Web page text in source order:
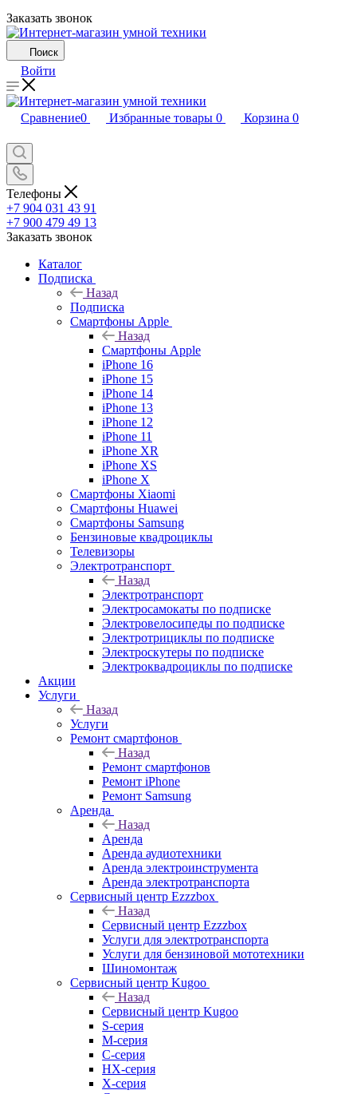
Заказать звонок
Поиск
Войти
Сравнение0 Избранные товары 0 Корзина 0
Телефоны
+7 904 031 43 91
+7 900 479 49 13
Заказать звонок
Каталог
Подписка
Назад
Подписка
Смартфоны Apple
Назад
Смартфоны Apple
iPhone 16
iPhone 15
iPhone 14
iPhone 13
iPhone 12
iPhone 11
iPhone XR
iPhone XS
iPhone X
Смартфоны Xiaomi
Смартфоны Huawei
Смартфоны Samsung
Бензиновые квадроциклы
Телевизоры
Электротранспорт
Назад
Электротранспорт
Электросамокаты по подписке
Электровелосипеды по подписке
Электротрициклы по подписке
Электроскутеры по подписке
Электроквадроциклы по подписке
Акции
Услуги
Назад
Услуги
Ремонт смартфонов
Назад
Ремонт смартфонов
Ремонт iPhone
Ремонт Samsung
Аренда
Назад
Аренда
Аренда аудиотехники
Аренда электроинструмента
Аренда электротранспорта
Сервисный центр Ezzzbox
Назад
Сервисный центр Ezzzbox
Услуги для электротранспорта
Услуги для бензиновой мототехники
Шиномонтаж
Сервисный центр Kugoo
Назад
Сервисный центр Kugoo
S-cерия
M-серия
С-серия
HX-серия
X-серия